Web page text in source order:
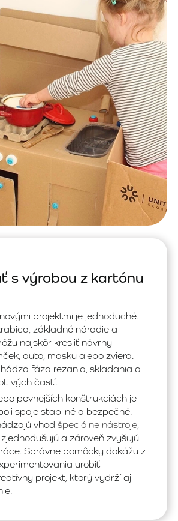
s výrobou z kartónu
projektmi je jednoduché.
základné náradie a
najskôr kresliť návrhy –
auto, masku alebo zviera.
fáza rezania, skladania a
častí.
pevnejších konštrukciách je
spoje stabilné a bezpečné.
vhod špeciálne nástroje
a zároveň zvyšujú
Správne pomôcky dokážu z
urobiť
projekt, ktorý vydrží aj